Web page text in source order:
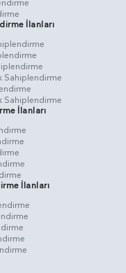
İlanları
Sahiplendirme
Sahiplendirme
İlanları
İlanları